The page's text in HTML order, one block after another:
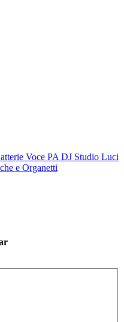
Voce PA DJ Studio Luci
e Organetti